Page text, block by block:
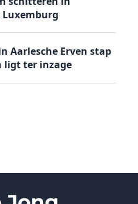
Aarlesche Erven stap
ligt ter inzage